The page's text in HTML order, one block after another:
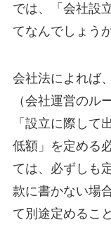
では、「会社設
てなんでしょうか
会社法によれば
（会社運営のル
「設立に際して
低額」を定める
ては、必ずしも
款に書かない場
て別途定めるこ